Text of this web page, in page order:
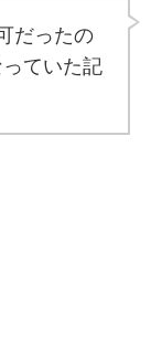
だったの
ていた記